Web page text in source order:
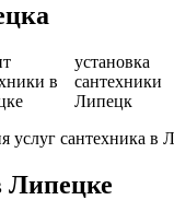
в
установка
сантехники
Липецк
услуг сантехника в
Липецке